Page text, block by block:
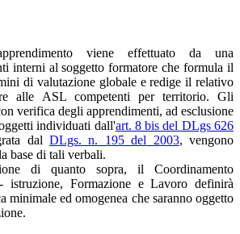
viene effettuato da una
interni al soggetto formatore che formula il
di valutazione globale e redige il relativo
alle ASL competenti per territorio. Gli
verifica degli apprendimenti, ad esclusione
individuati dall'art. 8 bis del DLgs 626
dalDLgs. n. 195 del 2003, vengono
base di tali verbali.
di quanto sopra, il Coordinamento
istruzione, Formazione e Lavoro definirà
minimale ed omogenea che saranno oggetto